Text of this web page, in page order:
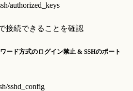
authorized_keys
接続できることを確認
ード方式のログイン禁止 & SSHのポート
sshd_config